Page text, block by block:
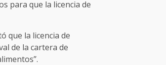
para que la licencia de
que la licencia de
de la cartera de